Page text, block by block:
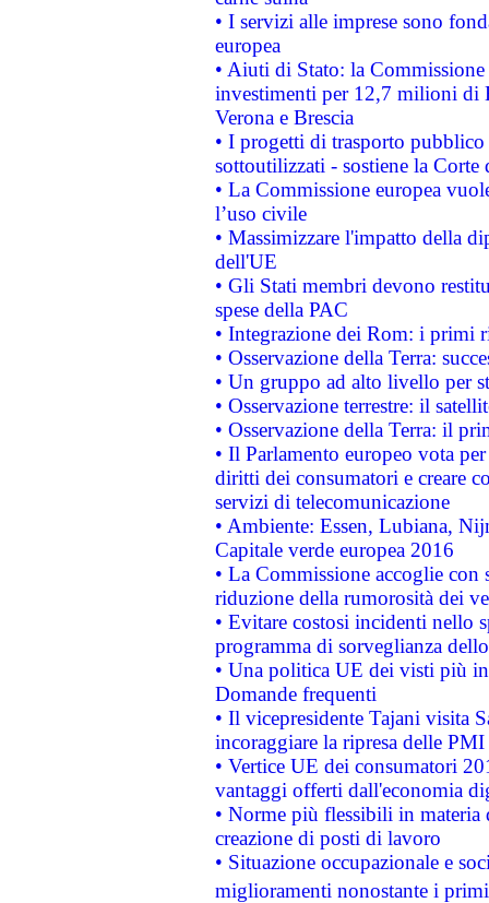
• I servizi alle imprese sono
europea
• Aiuti di Stato: la
investimenti per 12,7 milioni di
Verona e Brescia
• I progetti di trasporto
sottoutilizzati - sostiene la Corte
• La Commissione europea
l’uso civile
• Massimizzare l'impatto della
dell'UE
• Gli Stati membri devono
spese della PAC
• Integrazione dei Rom: i primi
• Osservazione della Terra:
• Un gruppo ad alto livello per
• Osservazione terrestre: il
• Osservazione della Terra: il
• Il Parlamento europeo vota
diritti dei consumatori e creare
servizi di telecomunicazione
• Ambiente: Essen, Lubiana,
Capitale verde europea 2016
• La Commissione accoglie
riduzione della rumorosità dei
• Evitare costosi incidenti nello
programma di sorveglianza
• Una politica UE dei visti più
Domande frequenti
• Il vicepresidente Tajani visita
incoraggiare la ripresa delle
• Vertice UE dei consumatori
vantaggi offerti dall'economia
• Norme più flessibili in materia
creazione di posti di lavoro
• Situazione occupazionale e
miglioramenti nonostante i